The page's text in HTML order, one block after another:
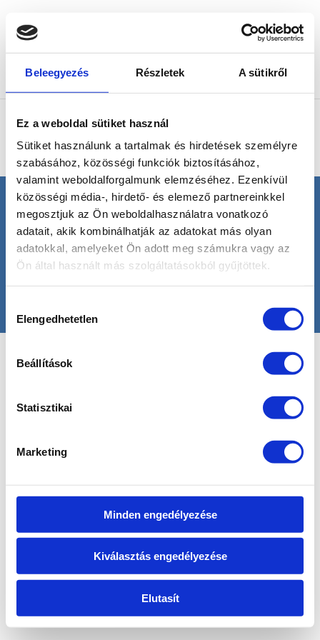
Beleegyezés Részletek A sütikről
Ez a weboldal sütiket használ
Sütiket használunk a tartalmak és hirdetések személyre
szabásához, közösségi funkciók biztosításához,
valamint weboldalforgalmunk elemzéséhez. Ezenkívül
közösségi média-, hirdető- és elemező partnereinkkel
megosztjuk az Ön weboldalhasználatra vonatkozó
adatait, akik kombinálhatják az adatokat más olyan
adatokkal, amelyeket Ön adott meg számukra vagy az
Ön által használt más szolgáltatásokból gyűjtöttek.
kiválasztása
Elengedhetetlen
Beállítások
Statisztikai
Marketing
Minden engedélyezése
Kiválasztás engedélyezése
Elutasít
Oldal kiválasztása
a keresést vagy használja a fenti navigációt, hogy
megtalálja a bejegyzést.
© H2O | Minden jog fenntartva! |Termékek|
Szolgáltatások|Kapcsolat|Szerzői jogvédelem|
Impresszum |Adatvédelmi nyilatkozat|
VISZONTELADÓKNAK